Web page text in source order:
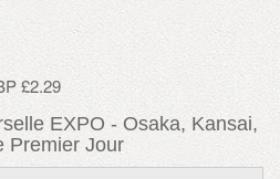
£2.29
EXPO - Osaka, Kansai,
Premier Jour